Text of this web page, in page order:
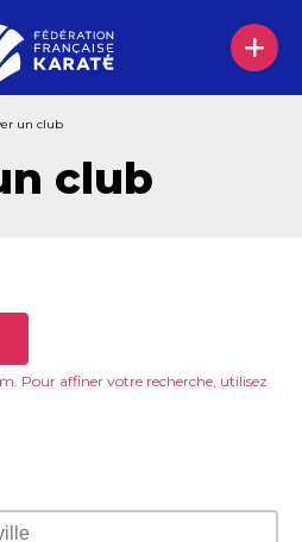
un club
club